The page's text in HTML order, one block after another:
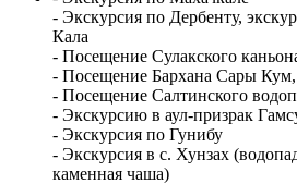
- Экскурсия по Дербенту,
Кала
- Посещение Сулакского
- Посещение Бархана Сары Кум,
- Посещение Салтинского
- Экскурсию в аул-призрак
- Экскурсия по Гунибу
- Экскурсия в с. Хунзах
каменная чаша)